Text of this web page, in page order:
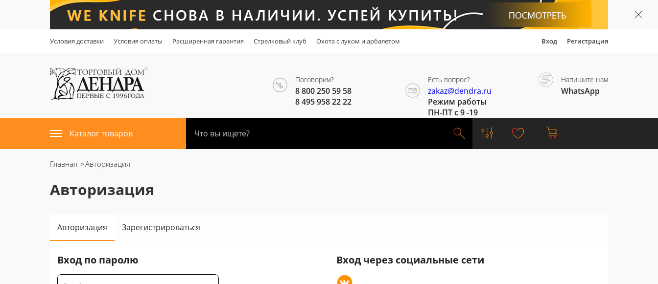
Условия доставки Условия оплаты Расширенная гарантия Стрелковый клуб Охота с луком и арбалетом Вход Регистрация
Поговорим?
8 800 250 59 58
8 495 958 22 22
Есть вопрос?
zakaz@dendra.ru
Режим работы
ПН-ПТ с 9 -19
Напишите нам
WhatsApp
Каталог товаров
Главная Авторизация
Авторизация
Авторизация Зарегистрироваться
Вход по паролю Вход через социальные сети